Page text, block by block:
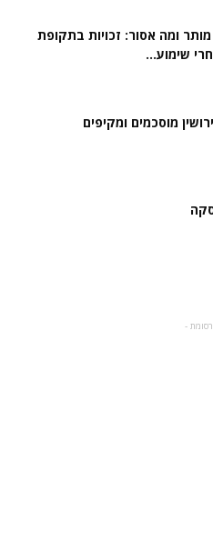
ומה אסור: זכויות בתקופת
שימוע...
מוסכמים ומקיפים
-